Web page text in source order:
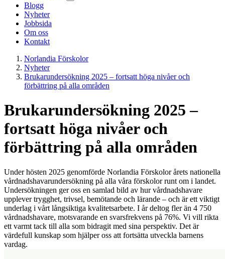
Blogg
Nyheter
Jobbsida
Om oss
Kontakt
Norlandia Förskolor
Nyheter
Brukarundersökning 2025 – fortsatt höga nivåer och
förbättring på alla områden
Brukarundersökning 2025 –
fortsatt höga nivåer och
förbättring på alla områden
Under hösten 2025 genomförde Norlandia Förskolor årets nationella
vårdnadshavarundersökning på alla våra förskolor runt om i landet.
Undersökningen ger oss en samlad bild av hur vårdnadshavare
upplever trygghet, trivsel, bemötande och lärande – och är ett viktigt
underlag i vårt långsiktiga kvalitetsarbete. I år deltog fler än 4 750
vårdnadshavare, motsvarande en svarsfrekvens på 76%. Vi vill rikta
ett varmt tack till alla som bidragit med sina perspektiv. Det är
värdefull kunskap som hjälper oss att fortsätta utveckla barnens
vardag.